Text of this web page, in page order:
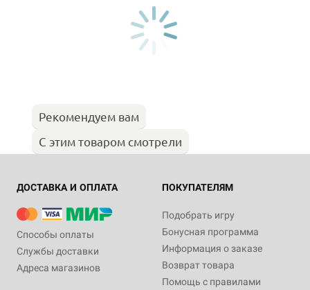
Рекомендуем вам
С этим товаром смотрели
ДОСТАВКА И ОПЛАТА
Способы оплаты
Службы доставки
Адреса магазинов
ПОКУПАТЕЛЯМ
Подобрать игру
Бонусная программа
Информация о заказе
Возврат товара
Помощь с правилами